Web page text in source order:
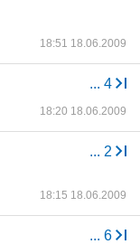
18:51 18.06.2009
... 4
18:20 18.06.2009
... 2
18:15 18.06.2009
... 6